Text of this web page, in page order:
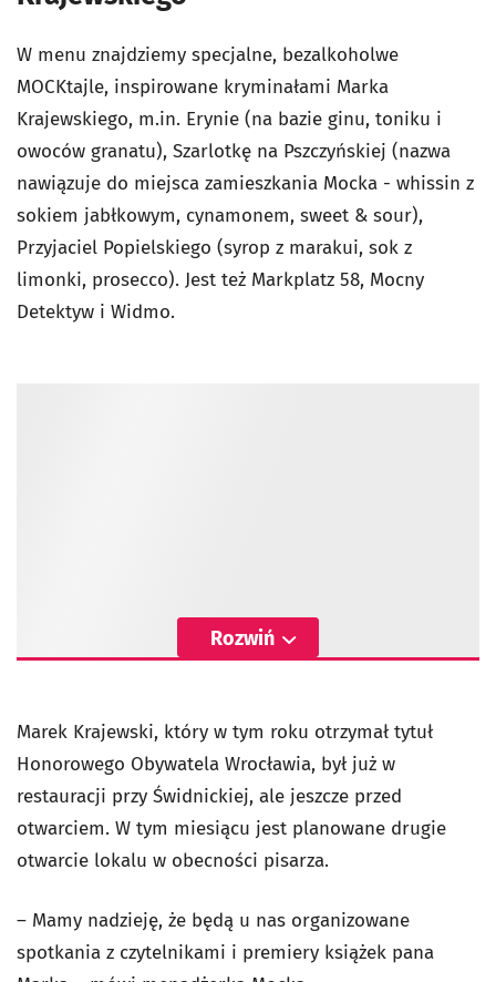
W menu znajdziemy specjalne, bezalkoholwe
MOCKtajle, inspirowane kryminałami Marka
Krajewskiego, m.in. Erynie (na bazie ginu, toniku i
owoców granatu), Szarlotkę na Pszczyńskiej (nazwa
nawiązuje do miejsca zamieszkania Mocka - whissin z
sokiem jabłkowym, cynamonem, sweet & sour),
Przyjaciel Popielskiego (syrop z marakui, sok z
limonki, prosecco). Jest też Markplatz 58, Mocny
Detektyw i Widmo.
Rozwiń
Marek Krajewski, który w tym roku otrzymał tytuł
Honorowego Obywatela Wrocławia, był już w
restauracji przy Świdnickiej, ale jeszcze przed
otwarciem. W tym miesiącu jest planowane drugie
otwarcie lokalu w obecności pisarza.
– Mamy nadzieję, że będą u nas organizowane
spotkania z czytelnikami i premiery książek pana